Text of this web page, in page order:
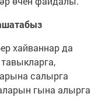
хайваннар да
салырга
гына алырга